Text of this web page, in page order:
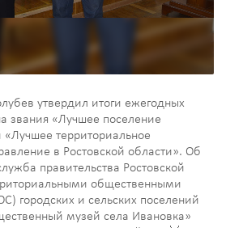
утвердил итоги ежегодных
звания «Лучшее поселение
«Лучшее территориальное
в Ростовской области». Об
правительства Ростовской
общественными
городских и сельских поселений
музей села Ивановка»